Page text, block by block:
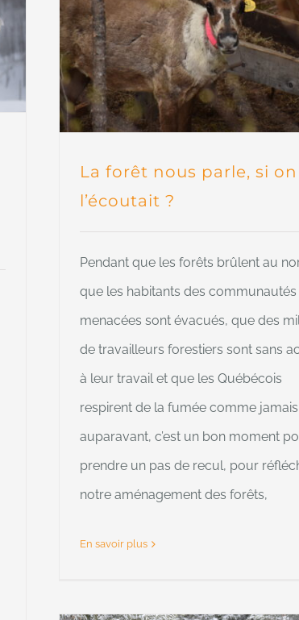
La forêt nous parle, si on
l’écoutait ?
La forêt nous parle, si on
l’écoutait ?
Pendant que les forêts brûlent au
que les habitants des communautés
menacées sont évacués, que des
de travailleurs forestiers sont sans
à leur travail et que les Québécois
respirent de la fumée comme jamais
auparavant, c’est un bon moment
prendre un pas de recul, pour
notre aménagement des forêts,
En savoir plus